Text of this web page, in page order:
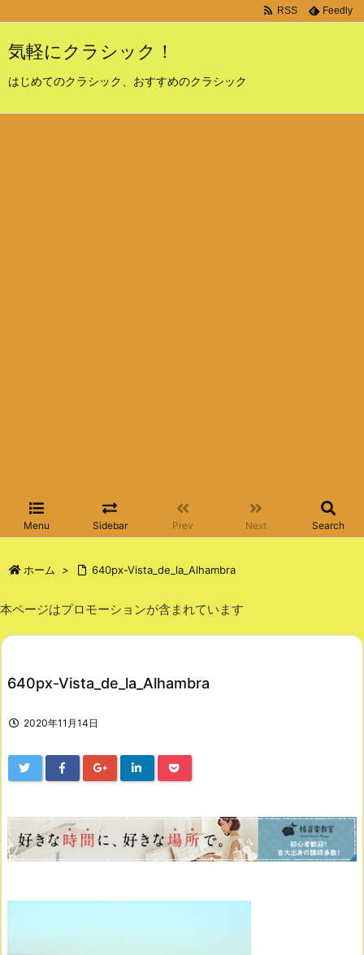
気軽にクラシック！
はじめてのクラシック、おすすめのクラシック
Menu Sidebar Prev Next Search
RSS Feedly
ホーム > 640px-Vista_de_la_Alhambra
本ページはプロモーションが含まれています
640px-Vista_de_la_Alhambra
2020年11月14日